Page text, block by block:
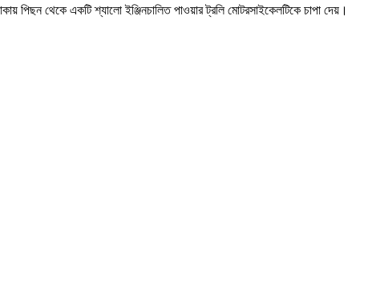
পিছন থেকে একটি শ্যালো ইঞ্জিনচালিত পাওয়ার ট্রলি মোটরসাইকেলটিকে চাপা দেয়।